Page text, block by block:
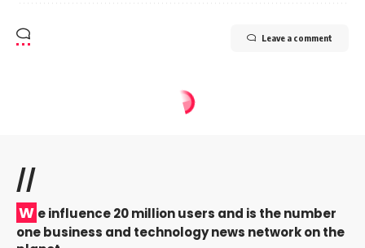
Leave a comment
//
W e influence 20 million users and is the number
one business and technology news network on the